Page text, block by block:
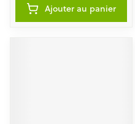
Ajouter au panier